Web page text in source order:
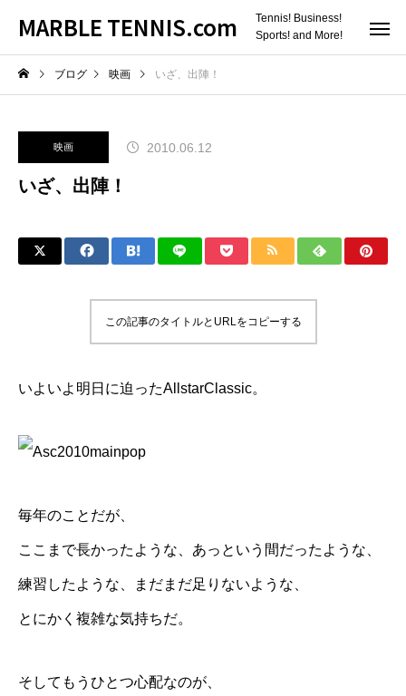
MARBLE TENNIS.com
Tennis! Business!
Sports! and More!
ブログ 映画 いざ、出陣！
映画 2010.06.12
いざ、出陣！
この記事のタイトルとURLをコピーする
いよいよ明日に迫ったAllstarClassic。
毎年のことだが、
ここまで長かったような、あっという間だったような、
練習したような、まだまだ足りないような、
とにかく複雑な気持ちだ。
そしてもうひとつ心配なのが、